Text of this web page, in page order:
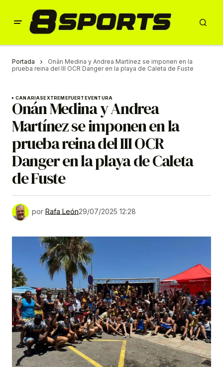
Portada
Onán Medina y Andrea Martínez se imponen en la
prueba reina del III OCR Danger en la playa de Caleta de Fuste
CANARIASEXTREMEFUERTEVENTURA
Onán Medina y Andrea
Martínez se imponen en la
prueba reina del III OCR
Danger en la playa de Caleta
de Fuste
por Rafa León29/07/2025 12:28